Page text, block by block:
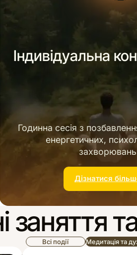
Індивідуальна
Годинна сесія з
енергетичних,
захворювань
Дізнатися
заняття
Всі події Медитація та